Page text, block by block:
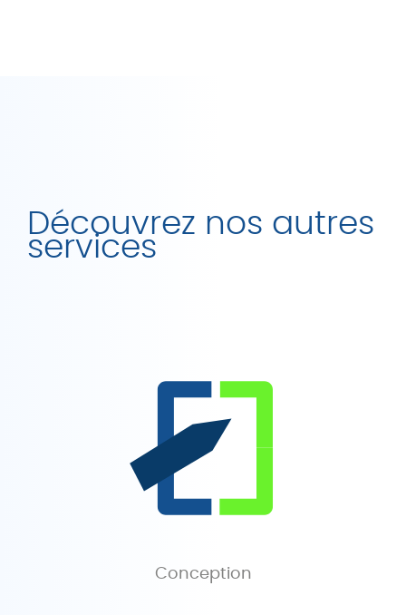
Découvrez nos autres
services
Conception